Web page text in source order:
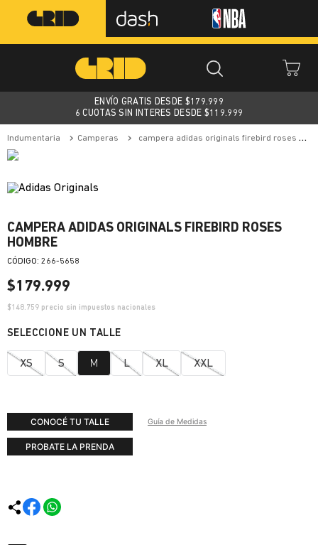
ENVÍO GRATIS DESDE $179.999
6 CUOTAS SIN INTERES DESDE $119.999
indumentaria camperas campera adidas originals firebird roses hombre
CAMPERA ADIDAS ORIGINALS FIREBIRD ROSES
HOMBRE
: 266-5658
$179.999
$148.759 precio sin impuestos nacionales
XS S M L XL XXL
CONOCÉ TU TALLE Guía de Medidas
PROBATE LA PRENDA